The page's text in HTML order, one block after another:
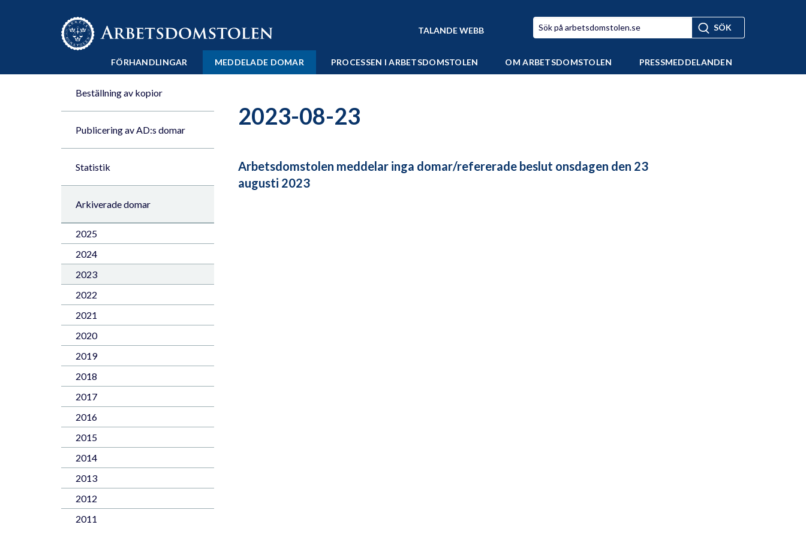
Till innehåll på sidan x
TALANDE WEBB
FÖRHANDLINGAR MEDDELADE DOMAR PROCESSEN I ARBETSDOMSTOLEN OM ARBETSDOMSTOLEN PRESSMEDDELANDEN
Beställning av kopior
Publicering av AD:s domar
Statistik
Arkiverade domar
2025
2024
2023
2022
2021
2020
2019
2018
2017
2016
2015
2014
2013
2012
2011
2023-08-23
Arbetsdomstolen meddelar inga domar/refererade beslut onsdagen den 23
augusti 2023